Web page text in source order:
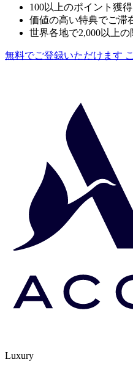
100以上のポイント獲
価値の高い特典でご滞
世界各地で2,000以上
無料でご登録いただけます
Luxury